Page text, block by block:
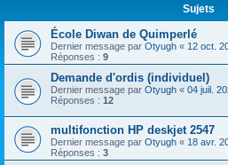
Sujets
École Diwan de Quimperlé
Dernier message par Otyugh « 12 oct.
Réponses : 9
Demande d'ordis (individuel)
Dernier message par Otyugh « 04 juil.
Réponses : 12
multifonction HP deskjet 2547
Dernier message par Otyugh « 18 avr.
Réponses : 3